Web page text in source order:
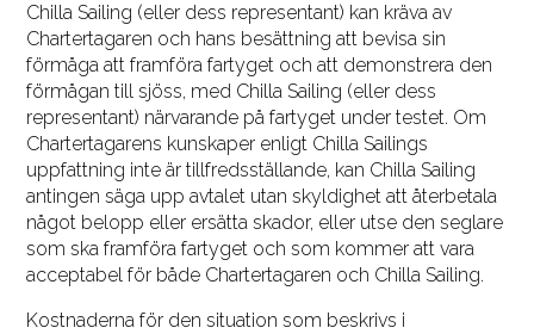
Chilla Sailing (eller dess representant) kan kräva av
Chartertagaren och hans besättning att bevisa sin
förmåga att framföra fartyget och att demonstrera den
förmågan till sjöss, med Chilla Sailing (eller dess
representant) närvarande på fartyget under testet. Om
Chartertagarens kunskaper enligt Chilla Sailings
uppfattning inte är tillfredsställande, kan Chilla Sailing
antingen säga upp avtalet utan skyldighet att återbetala
något belopp eller ersätta skador, eller utse den seglare
som ska framföra fartyget och som kommer att vara
acceptabel för både Chartertagaren och Chilla Sailing.
Kostnaderna för den situation som beskrivs i